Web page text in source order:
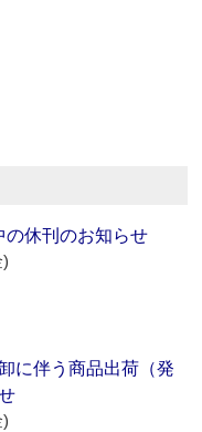
の休刊のお知らせ
に伴う商品出荷（発